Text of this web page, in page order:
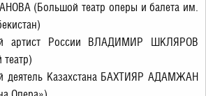
(Большой театр оперы и балета им.
артист России ВЛАДИМИР ШКЛЯРОВ
деятель Казахстана БАХТИЯР АДАМЖАН